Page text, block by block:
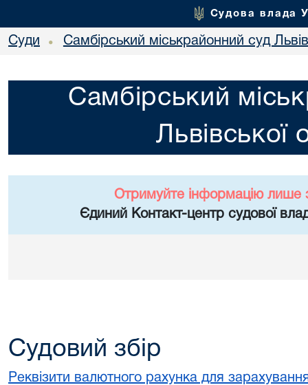
Судова влада
Суди • Самбірський міськрайонний суд
Самбірський
Львівської
Отримуйте інформацію лише
Єдиний Контакт-центр судової
Судовий збір
Реквізити валютного рахунка для